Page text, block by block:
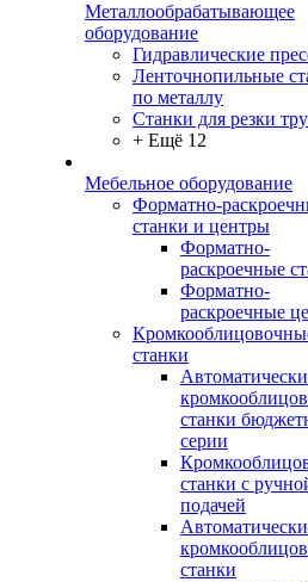
Металлообрабатывающее
оборудование
Гидравлические
Ленточнопильные
по металлу
Станки для резки
+ Ещё 12
Мебельное оборудование
Форматно-
станки и центры
Форматно-
раскроечные
Форматно-
раскроечные
станки
станки
серии
станки с
подачей
станки